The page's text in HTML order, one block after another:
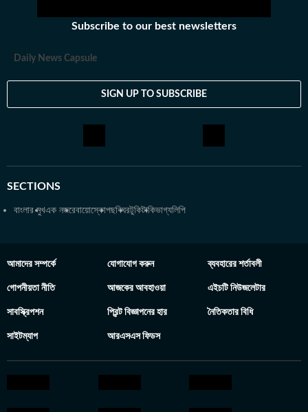
Subscribe to our best newsletters
Daily News Capsule
SIGN UP TO SUBSCRIBE
SECTIONS
বাংলার মুখএক নজরেবায়োস্কোপছবিঘরটুকিটাকিভাগ্যলিপি
আমাদের সম্পর্কে যোগাযোগ করুন ব্যবহারের শর্তাবলী
গোপনীয়তা নীতি আজকের আবহাওয়া এইচটি নিউজলেটার
সাবস্ক্রিপশন প্রিন্ট বিজ্ঞাপনের হার নৈতিকতার বিধি
সাইটম্যাপ আরএসএস ফিডস